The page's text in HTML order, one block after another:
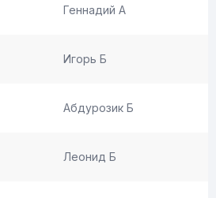
Геннадий А
Игорь Б
Абдурозик Б
Леонид Б